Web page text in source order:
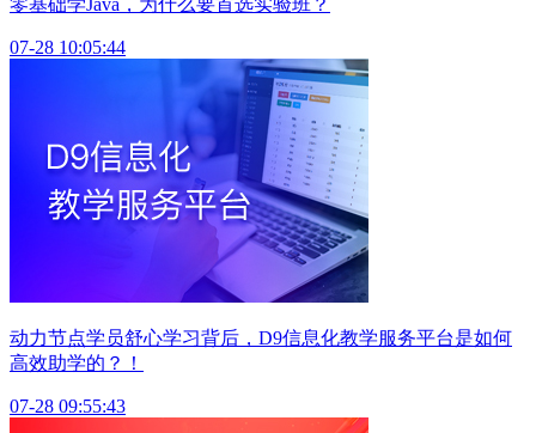
07-28 10:05:44
动力节点学员舒心学习背后，D9信息化教学服务平台是如何
高效助学的？！
07-28 09:55:43